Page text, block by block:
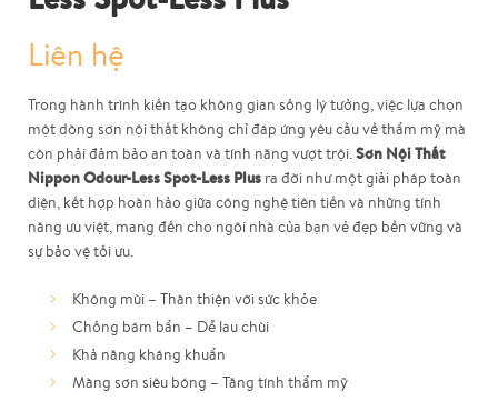
Liên hệ
Trong hành trình kiến tạo không gian sống lý tưởng, việc lựa chọn
một dòng sơn nội thất không chỉ đáp ứng yêu cầu về thẩm mỹ mà
còn phải đảm bảo an toàn và tính năng vượt trội.Sơn Nội Thất
Nippon Odour-Less Spot-Less Plus ra đời như một giải pháp toàn
diện, kết hợp hoàn hảo giữa công nghệ tiên tiến và những tính
năng ưu việt, mang đến cho ngôi nhà của bạn vẻ đẹp bền vững và
sự bảo vệ tối ưu.
Không mùi – Thân thiện với sức khỏe
Chống bám bẩn – Dễ lau chùi
Khả năng kháng khuẩn
Màng sơn siêu bóng – Tăng tính thẩm mỹ